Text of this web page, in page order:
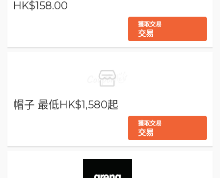
HK$158.00
獲取交易
交易
帽子 最低HK$1,580起
獲取交易
交易